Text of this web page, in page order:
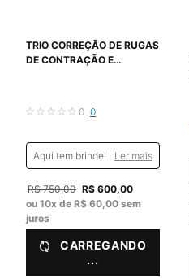
TRIO CORREÇÃO DE RUGAS
DE CONTRAÇÃO E
0 0
Aqui tem brinde! Ler mais
Old price
R$ 750,00 New price
R$ 600,00
ou 10x de R$ 60,00 sem
juros
CARREGANDO
...